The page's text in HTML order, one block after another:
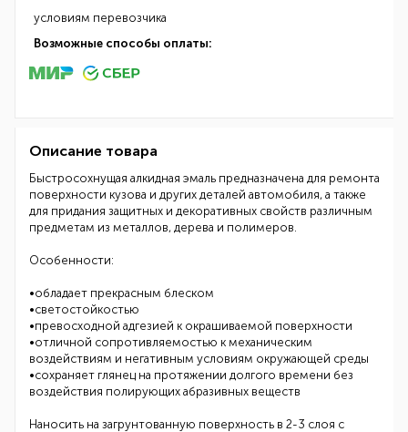
условиям перевозчика
Возможные способы оплаты:
Описание товара
Быстросохнущая алкидная эмаль предназначена для ремонта
поверхности кузова и других деталей автомобиля, а также
для придания защитных и декоративных свойств различным
предметам из металлов, дерева и полимеров.
Особенности:
•обладает прекрасным блеском
•светостойкостью
•превосходной адгезией к окрашиваемой поверхности
•отличной сопротивляемостью к механическим
воздействиям и негативным условиям окружающей среды
•сохраняет глянец на протяжении долгого времени без
воздействия полирующих абразивных веществ
Наносить на загрунтованную поверхность в 2-3 слоя с